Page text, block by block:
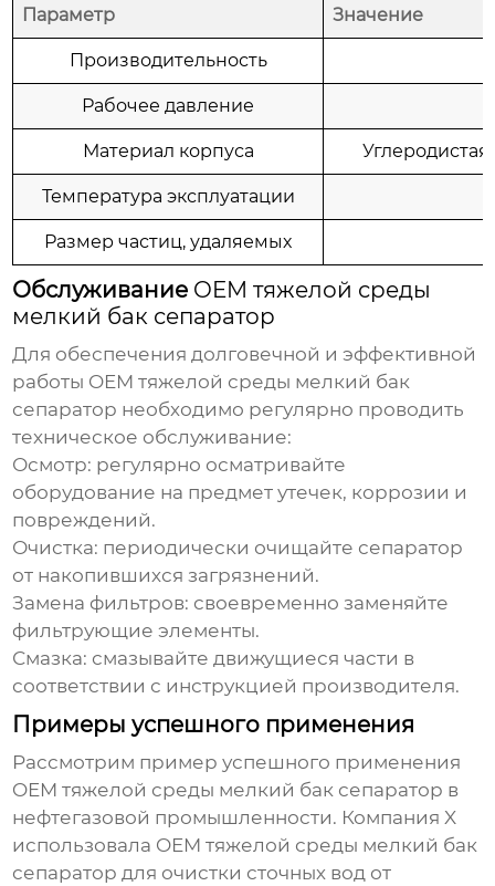
Параметр Значение
Производительность
Рабочее давление
Материал корпуса
Температура эксплуатации
Размер частиц, удаляемых
Обслуживание OEM тяжелой среды
мелкий бак сепаратор
Для обеспечения долговечной и эффективной
работы OEM тяжелой среды мелкий бак
сепаратор необходимо регулярно проводить
техническое обслуживание:
Осмотр: регулярно осматривайте
оборудование на предмет утечек, коррозии и
повреждений.
Очистка: периодически очищайте сепаратор
от накопившихся загрязнений.
Замена фильтров: своевременно заменяйте
фильтрующие элементы.
Смазка: смазывайте движущиеся части в
соответствии с инструкцией производителя.
Примеры успешного применения
Рассмотрим пример успешного применения
OEM тяжелой среды мелкий бак сепаратор в
нефтегазовой промышленности. Компания X
использовала OEM тяжелой среды мелкий бак
сепаратор для очистки сточных вод от